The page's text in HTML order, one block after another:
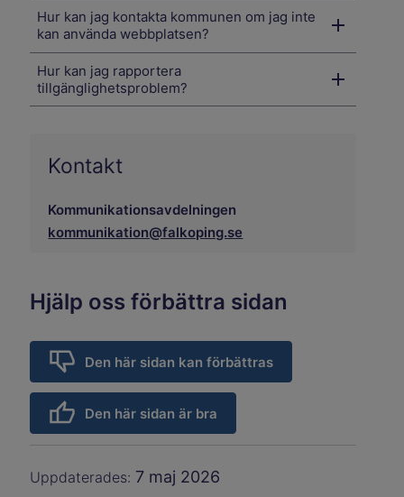
Hur kan jag kontakta kommunen om jag inte
kan använda webbplatsen?
Hur kan jag rapportera
tillgänglighetsproblem?
Kontakt
Kommunikationsavdelningen
kommunikation@falkoping.se
Hjälp oss förbättra sidan
Den här sidan kan förbättras
Den här sidan är bra
Uppdaterades: 7 maj 2026